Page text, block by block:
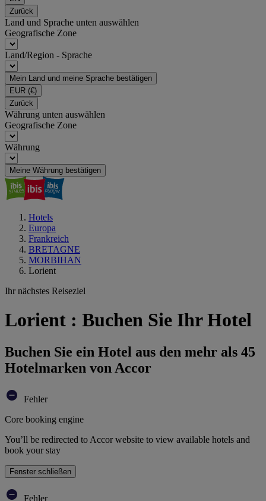
Zurück
Land und Sprache unten auswählen
Geografische Zone
Land/Region - Sprache
Mein Land und meine Sprache bestätigen
EUR (€)
Zurück
Währung unten auswählen
Geografische Zone
Währung
Meine Währung bestätigen
Hotels
Europa
Frankreich
BRETAGNE
MORBIHAN
Lorient
Ihr nächstes Reiseziel
Lorient : Buchen Sie Ihr Hotel
Buchen Sie ein Hotel aus den mehr als 45
Hotelmarken von Accor
Fehler
Core booking engine
You’ll be redirected to Accor website to view available hotels and
book your stay
Fenster schließen
Fehler